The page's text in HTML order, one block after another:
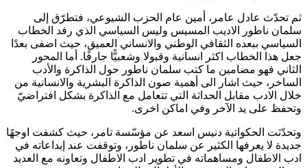
ثم تحدّث عادل عامر، أمين عام الحزب الشيوعي، فتطرّق إلى
سلمان ناطور الاديب المسيس وليس السياسي الذي رفد الخطاب
السياسي ببعده الثقافي الوطني والانساني العميق، حيث اضفى بعدًا
جعل هذا الخطاب اكثر انسانية وقبولا وشعبيًّا جارفًا. أما المحور
الثاني فهو مضامين ما كتب سلمان ناطور حول الذاكرة والأدب
الساخر، حيث اشار الى أهمية صون الذاكرة البشرية والانسانية من
خلال الادب مقابل الحداثة التي تتعامل مع الذاكرة بشكل افتراضيّ
وتحفظ على يد الآخر وفي اماكن اخرى.
وتحدّثت الحكواتية دنيس اسعد عن مؤسّسة تامر، حيث كشفت اوجهًا
جديدة لا يعرفها الكثير عن سلمان ناطور، وتوقفت عند إبداعاته في
ادب الاطفال ومساهماته في تطوير ادب الاطفال وتعاونه مع العديد